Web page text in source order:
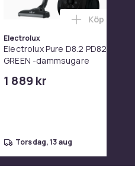
& Kabel 20W USB-C
i-1 Bärbar Löpband med 5%
Electrolux
Electrolux Pure D8.2 PD82-
GREEN -dammsugare
1 889 kr
Lägg till
Köp
torsdag, 13 aug